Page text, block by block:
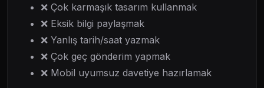
❌ Çok karmaşık tasarım kullanmak
❌ Eksik bilgi paylaşmak
❌ Yanlış tarih/saat yazmak
❌ Çok geç gönderim yapmak
❌ Mobil uyumsuz davetiye hazırlamak